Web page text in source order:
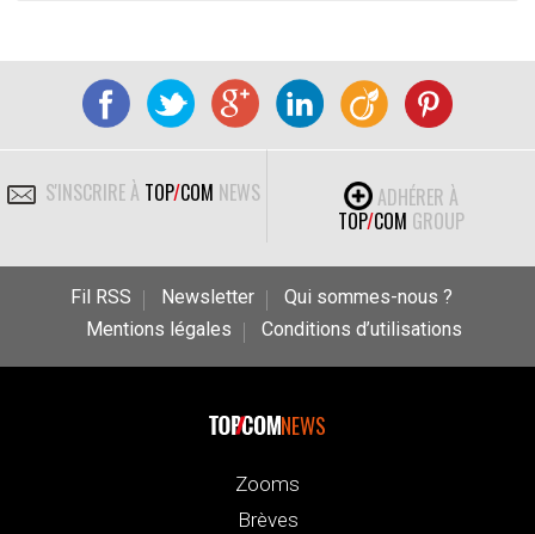
S'INSCRIRE À TOP/COM NEWS
ADHÉRER À
TOP/COM GROUP
Fil RSS Newsletter
Qui sommes-nous ?
Mentions légales
Conditions d’utilisations
NEWS
Zooms
Brèves